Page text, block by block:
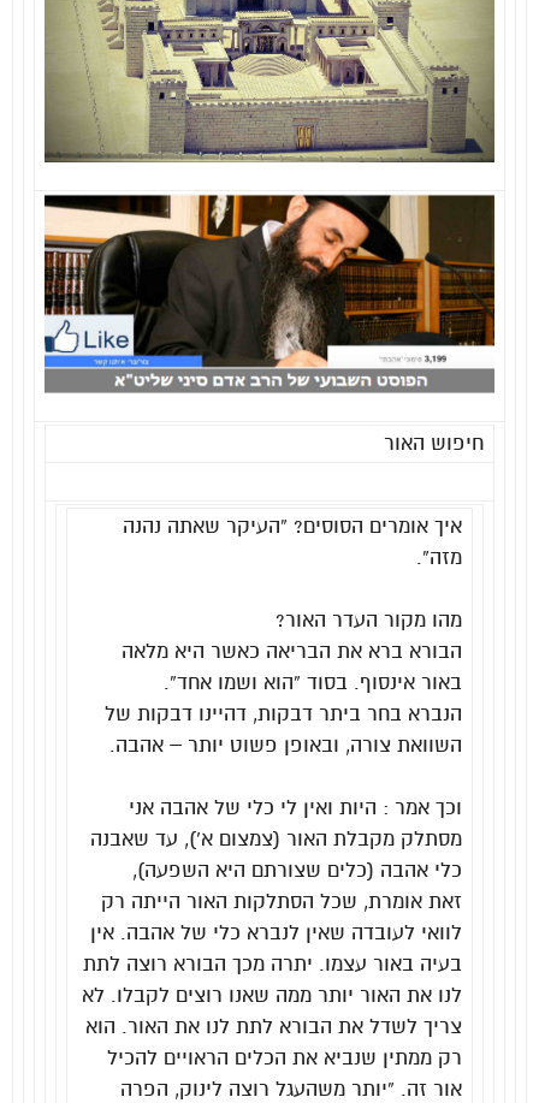
חיפוש האור
איך אומרים הסוסים? “העיקר שאתה נהנה
מזה”.
מהו מקור העדר האור?
הבורא ברא את הבריאה כאשר היא מלאה
באור אינסוף. בסוד “הוא ושמו אחד”.
הנברא בחר ביתר דבקות, דהיינו דבקות של
השוואת צורה, ובאופן פשוט יותר – אהבה.
וכך אמר : היות ואין לי כלי של אהבה אני
מסתלק מקבלת האור (צמצום א’), עד שאבנה
כלי אהבה (כלים שצורתם היא השפעה),
זאת אומרת, שכל הסתלקות האור הייתה רק
לוואי לעובדה שאין לנברא כלי של אהבה. אין
בעיה באור עצמו. יתרה מכך הבורא רוצה לתת
לנו את האור יותר ממה שאנו רוצים לקבלו. לא
צריך לשדל את הבורא לתת לנו את האור. הוא
רק ממתין שנביא את הכלים הראויים להכיל
אור זה. “יותר משהעגל רוצה לינוק, הפרה